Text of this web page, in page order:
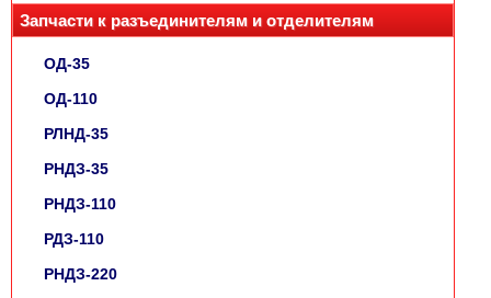
Запчасти к разъединителям и отделителям
ОД-35
ОД-110
РЛНД-35
РНДЗ-35
РНДЗ-110
РДЗ-110
РНДЗ-220